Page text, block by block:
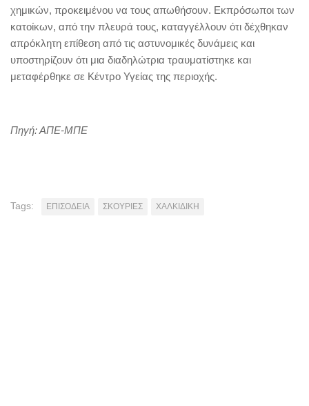
χημικών, προκειμένου να τους απωθήσουν. Εκπρόσωποι των
κατοίκων, από την πλευρά τους, καταγγέλλουν ότι δέχθηκαν
απρόκλητη επίθεση από τις αστυνομικές δυνάμεις και
υποστηρίζουν ότι μια διαδηλώτρια τραυματίστηκε και
μεταφέρθηκε σε Κέντρο Υγείας της περιοχής.
Πηγή: ΑΠΕ-ΜΠΕ
Tags: ΕΠΙΣΟΔΕΙΑ ΣΚΟΥΡΙΕΣ ΧΑΛΚΙΔΙΚΗ